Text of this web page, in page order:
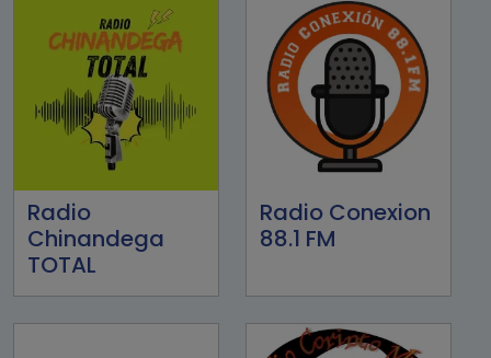
Radio
Chinandega
TOTAL
Radio Conexion
88.1 FM